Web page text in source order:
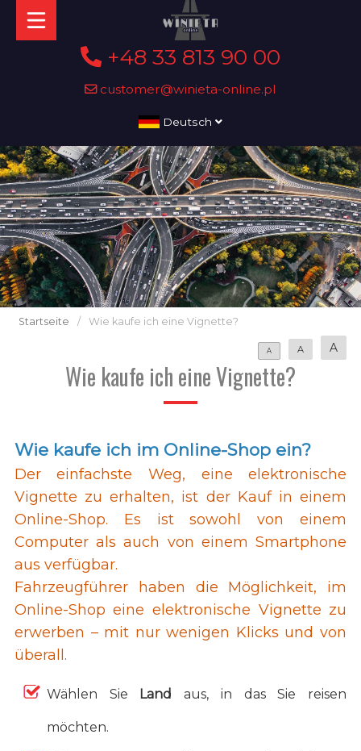
+48 33 813 90 00
customer@winieta-online.pl
Deutsch
Startseite / Wie kaufe ich eine Vignette?
A A A
Wie kaufe ich eine Vignette?
Wie kaufe ich im Online-Shop ein?
Der einfachste Weg, eine elektronische
Vignette zu erhalten, ist der Kauf in einem
Online-Shop. Es ist sowohl von einem
Computer als auch von einem Smartphone
aus verfügbar.
Fahrzeugführer haben die Möglichkeit, im
Online-Shop eine elektronische Vignette zu
erwerben – mit nur wenigen Klicks und von
überall.
Wählen Sie Landaus, in das Sie reisen
möchten.